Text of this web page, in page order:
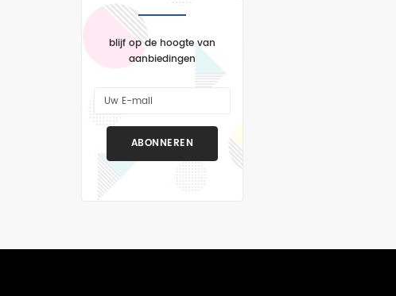
blijf op de hoogte van
aanbiedingen
ABONNEREN